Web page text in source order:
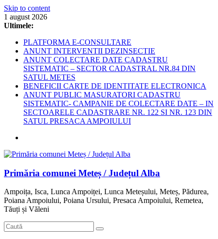
Skip to content
1 august 2026
Ultimele:
PLATFORMA E-CONSULTARE
ANUNT INTERVENTII DEZINSECTIE
ANUNT COLECTARE DATE CADASTRU
SISTEMATIC – SECTOR CADASTRAL NR.84 DIN
SATUL METES
BENEFICII CARTE DE IDENTITATE ELECTRONICA
ANUNT PUBLIC MASURATORI CADASTRU
SISTEMATIC- CAMPANIE DE COLECTARE DATE – IN
SECTOARELE CADASTRARE NR. 122 SI NR. 123 DIN
SATUL PRESACA AMPOIULUI
Primăria comunei Meteș / Județul Alba
Ampoița, Isca, Lunca Ampoiței, Lunca Meteșului, Meteș, Pădurea,
Poiana Ampoiului, Poiana Ursului, Presaca Ampoiului, Remetea,
Tăuți și Văleni